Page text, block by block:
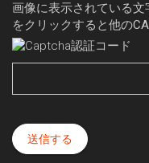
画像に表示されている
をクリックすると他の